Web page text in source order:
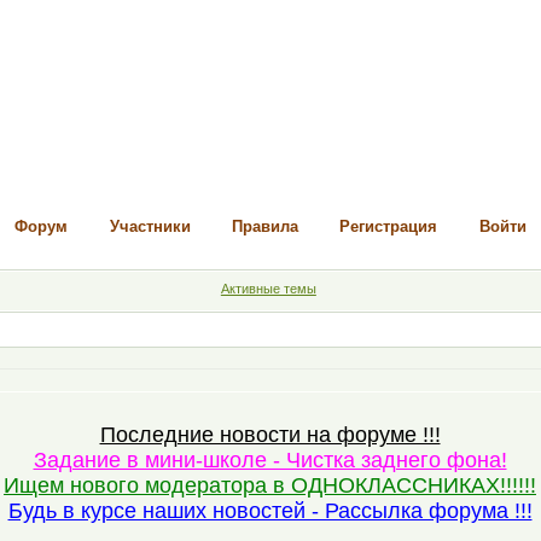
Форум Участники Правила Регистрация Войти
Активные темы
Последние новости на форуме !!!
Задание в мини-школе - Чистка заднего фона!
Ищем нового модератора в ОДНОКЛАССНИКАХ!!!!!!
Будь в курсе наших новостей - Рассылка форума !!!